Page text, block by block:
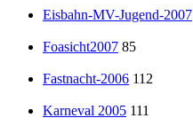
Eisbahn-MV-Jugend-2007
Foasicht2007 85
Fastnacht-2006 112
Karneval 2005 111